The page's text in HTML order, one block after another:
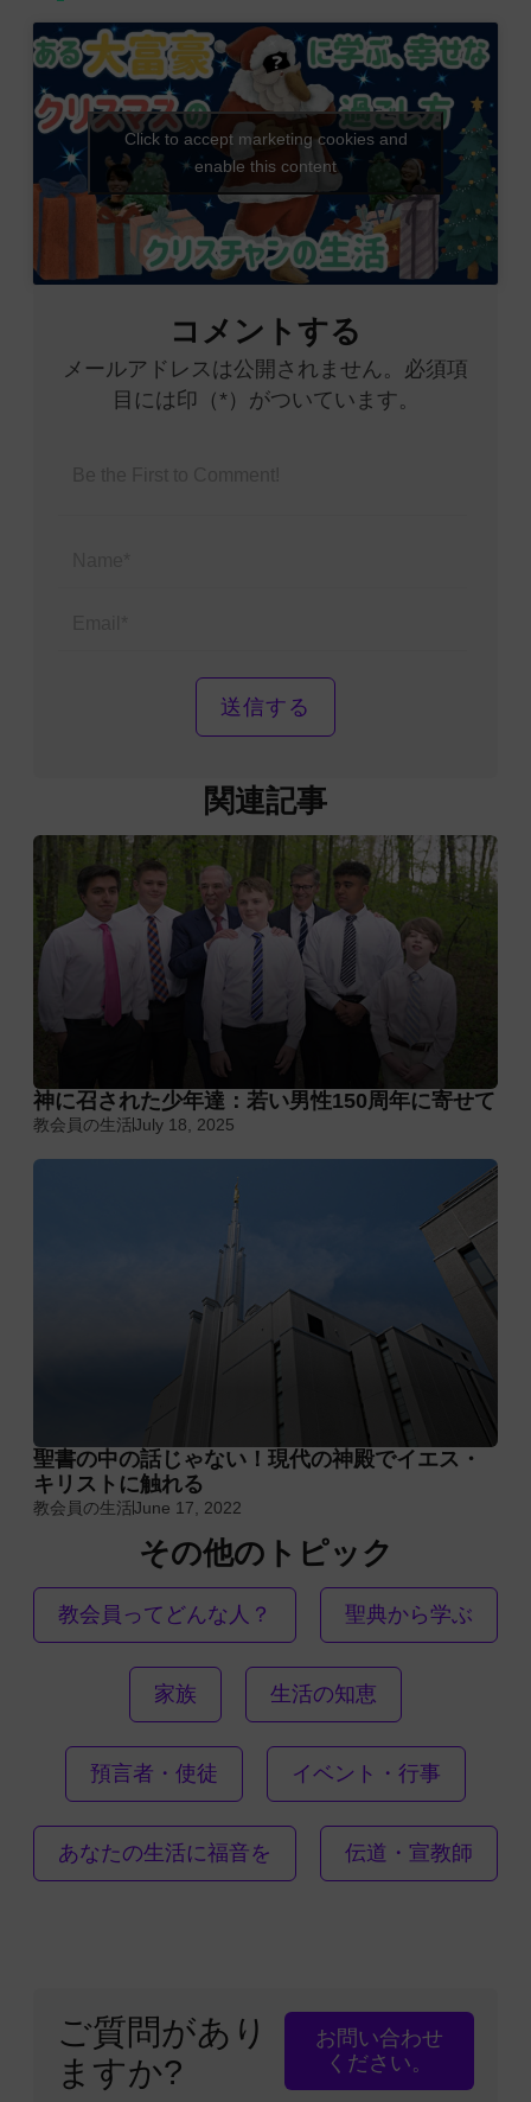
Click to accept marketing cookies and
enable this content
コメントする
メールアドレスは公開されません。必須項
目には印（*）がついています。
関連記事
神に召された少年達：若い男性150周年に寄せて
教会員の生活July 18, 2025
聖書の中の話じゃない！現代の神殿でイエス・
キリストに触れる
教会員の生活June 17, 2022
その他のトピック
教会員ってどんな人？ 聖典から学ぶ
家族 生活の知恵
預言者・使徒 イベント・行事
あなたの生活に福音を 伝道・宣教師
ご質問があり
ますか?
お問い合わせ
ください。